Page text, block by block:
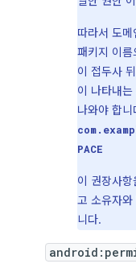
따라서 도
패키지 이
이 접두사
이 나타내
나와야 합
PACE
이 권장사
고 소유자
니다.